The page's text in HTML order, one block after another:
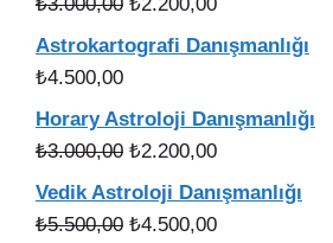
fiyat:
Astrokartografi Danışmanlığı
₺4.500,00
Horary Astroloji Danışmanlığı
₺3.000,00 Orijinal
fiyat:
₺3.000,00.
₺2.200,00Şu
fiyat:
Vedik Astroloji Danışmanlığı
₺5.500,00 Orijinal
₺4.500,00Şu